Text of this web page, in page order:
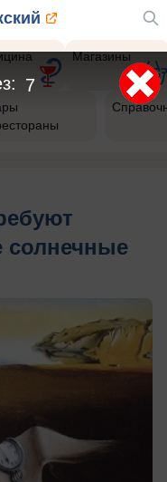
Магазины
солнечные
4